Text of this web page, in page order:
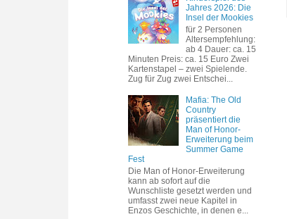
Jahres 2026: Die
Insel der Mookies
für 2 Personen
Altersempfehlung:
ab 4 Dauer: ca. 15
Minuten Preis: ca. 15 Euro Zwei
Kartenstapel – zwei Spielende.
Zug für Zug zwei Entschei...
Mafia: The Old
Country
präsentiert die
Man of Honor-
Erweiterung beim
Summer Game
Fest
Die Man of Honor-Erweiterung
kann ab sofort auf die
Wunschliste gesetzt werden und
umfasst zwei neue Kapitel in
Enzos Geschichte, in denen e...